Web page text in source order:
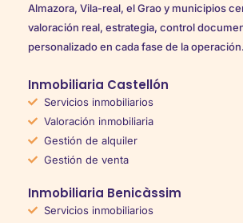
Almazora, Vila-real, el Grao y municipios
valoración real, estrategia, control
personalizado en cada fase de la operación.
Inmobiliaria Castellón
Servicios inmobiliarios
Valoración inmobiliaria
Gestión de alquiler
Gestión de venta
Inmobiliaria Benicàssim
Servicios inmobiliarios